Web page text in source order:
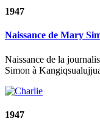
1947
Naissance de Mary
Naissance de la
Simon à
1947